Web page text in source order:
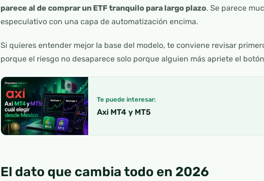
parece al de comprar un ETF tranquilo para largo plazo. Se parece
especulativo con una capa de automatización encima.
Si quieres entender mejor la base del modelo, te conviene revisar
porque el riesgo no desaparece solo porque alguien más apriete el
Te puede interesar:
Axi MT4 y MT5
El dato que cambia todo en 2026